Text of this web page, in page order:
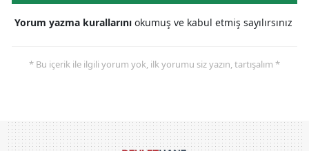
Yorum yazma kurallarını okumuş ve kabul etmiş sayılırsınız
* Bu içerik ile ilgili yorum yok, ilk yorumu siz yazın, tartışalım *